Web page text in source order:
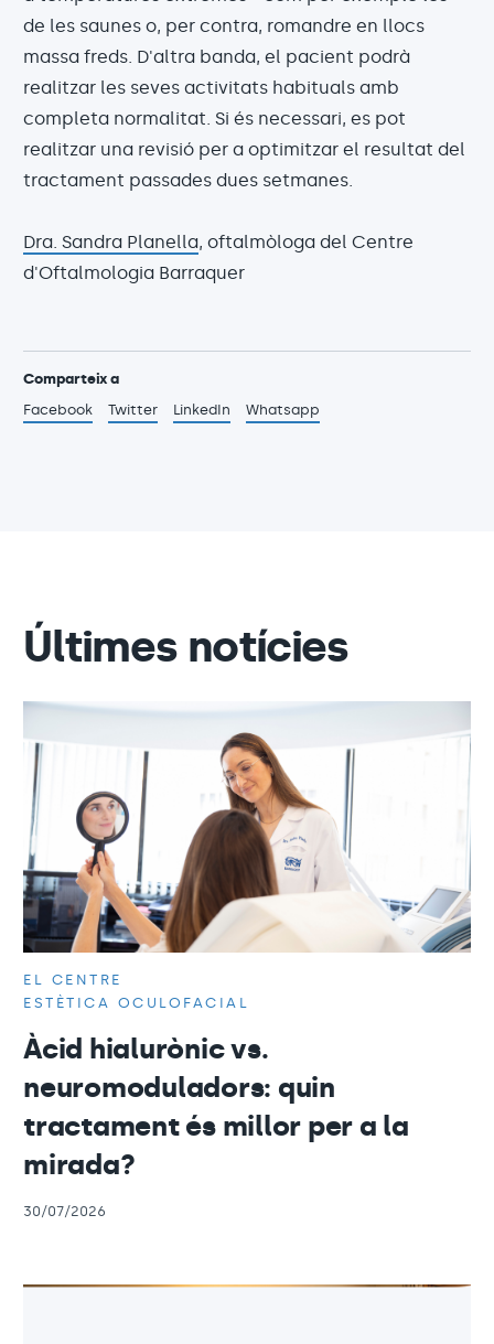
de les saunes o, per contra, romandre en llocs
massa freds. D'altra banda, el pacient podrà
realitzar les seves activitats habituals amb
completa normalitat. Si és necessari, es pot
realitzar una revisió per a optimitzar el resultat del
tractament passades dues setmanes.
Dra. Sandra Planella, oftalmòloga del Centre
d'Oftalmologia Barraquer
Comparteix a
Facebook
Twitter LinkedIn Whatsapp
Últimes notícies
EL CENTRE
ESTÈTICA OCULOFACIAL
Àcid hialurònic vs.
neuromoduladors: quin
tractament és millor per a la
mirada?
30/07/2026